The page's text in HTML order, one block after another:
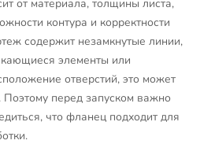
от материала, толщины листа,
контура и корректности
содержит незамкнутые линии,
элементы или
отверстий, это может
Поэтому перед запуском важно
что фланец подходит для